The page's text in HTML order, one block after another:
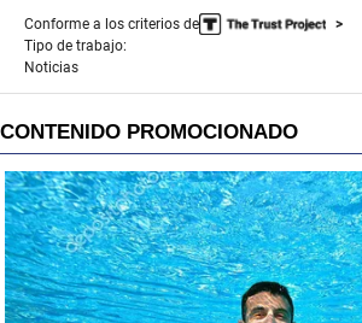
Conforme a los criterios de
Tipo de trabajo:
Noticias